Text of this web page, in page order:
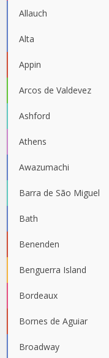
Allauch
Alta
Appin
Arcos de Valdevez
Ashford
Athens
Awazumachi
Barra de São Miguel
Bath
Benenden
Benguerra Island
Bordeaux
Bornes de Aguiar
Broadway